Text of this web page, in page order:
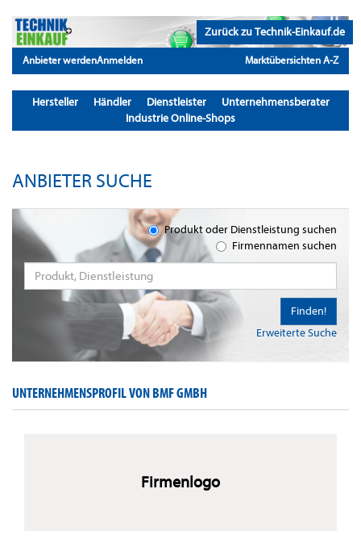
Zurück zu Technik-Einkauf.de
Anbieter werdenAnmelden Marktübersichten A-Z
Hersteller Händler Dienstleister
Unternehmensberater
Industrie Online-Shops
ANBIETER SUCHE
Produkt oder Dienstleistung suchen
Firmennamen suchen
Erweiterte Suche
Finden!
UNTERNEHMENSPROFIL VON BMF GMBH
Firmenlogo